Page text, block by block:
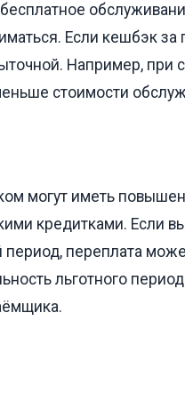
Если кешбэк за
Например, при
стоимости
могут иметь
кредитками. Если
переплата
льготного